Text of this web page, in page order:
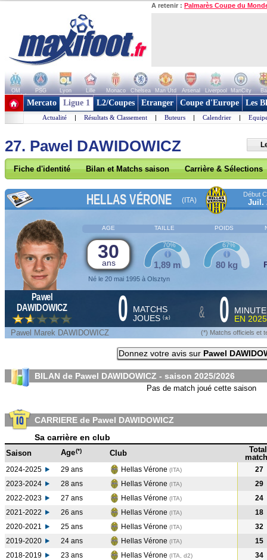
A retenir : Palmarès Coupe du
OM PSG Lyon Lille Monaco Chelsea Man Utd Arsenal Liverpool ManCity
+ de clubs
Mercato Ligue 1 L2/Coupes Etranger Coupe d'Europe Les
Actualité | Résultats & Classement | Buteurs | Calendrier |
27. Pawel DAWIDOWICZ
Fiche d'identité Bilan et Matchs saison Carrière & Sélections
HELLAS VÉRONE (ITA)
Début
Juil.
AGE TAILLE POIDS
30
ans
Né le 20 mai 1995 à Olsztyn
1,89 m
70%
80 kg
67%
Pawel
DAWIDOWICZ
0 MATCHS
JOUES (*) & 0
EN
Pawel Marek DAWIDOWICZ (*) Matchs officiels et
Donnez votre avis sur Pawel
BILAN de Pawel DAWIDOWICZ - saison 2025/2026
Pas de match joué cette saison
CARRIERE de Pawel DAWIDOWICZ
Sa carrière en club
Saison Age(*) Club
Total
2024-2025 29 ans Hellas Vérone (ITA)
27
2023-2024
28 ans Hellas Vérone (ITA)
29
2022-2023
27 ans Hellas Vérone (ITA)
24
2021-2022
26 ans Hellas Vérone (ITA)
18
2020-2021
25 ans Hellas Vérone (ITA)
32
2019-2020
24 ans Hellas Vérone (ITA)
15
2018-2019
23 ans Hellas Vérone (ITA, d2)
34